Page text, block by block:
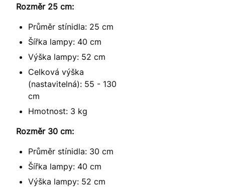
Rozměr 25 cm:
Průměr stínidla: 25 cm
Šířka lampy: 40 cm
Výška lampy: 52 cm
Celková výška
(nastavitelná): 55 - 130
cm
Hmotnost: 3 kg
Rozměr 30 cm:
Průměr stínidla: 30 cm
Šířka lampy: 40 cm
Výška lampy: 52 cm